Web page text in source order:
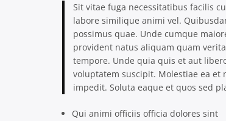
Sit vitae fuga necessitatibus facilis
labore similique animi vel.
possimus quae. Unde cumque
provident natus aliquam quam
tempore. Unde quia quis et aut
voluptatem suscipit. Molestiae ea
impedit. Soluta eaque et quos sed
Qui animi officiis officia dolores sint